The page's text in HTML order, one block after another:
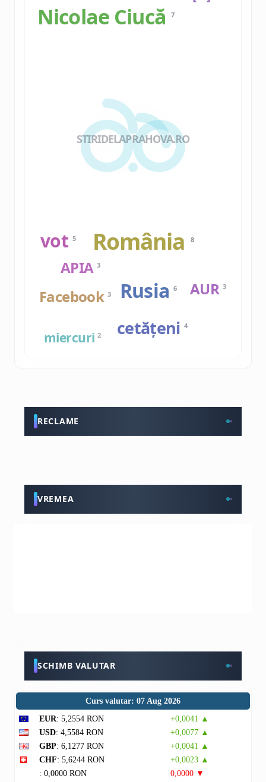
STIRIDELAPRAHOVA.RO
miercuri2
Facebook 3
cetățeni 4
Rusia6
vot 5
AUR 3
APIA 3
România 8
Nicolae Ciucă7
RECLAME
VREMEA
SCHIMB VALUTAR
Curs valutar: 07 Aug 2026
EUR: 5,2554 RON
+0,0041 ▲
USD: 4,5584 RON
+0,0077 ▲
GBP: 6,1277 RON
+0,0041 ▲
CHF: 5,6244 RON
+0,0023 ▲
: 0,0000 RON
0,0000 ▼